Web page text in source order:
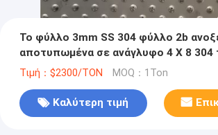
Το φύλλο 3mm SS 304 φύλλο 2b
αποτυπωμένα σε ανάγλυφο 4 X 8 304
καυτό - κυλημένος
Τιμή：$2300/TON MOQ：1Ton
Καλύτερη τιμή